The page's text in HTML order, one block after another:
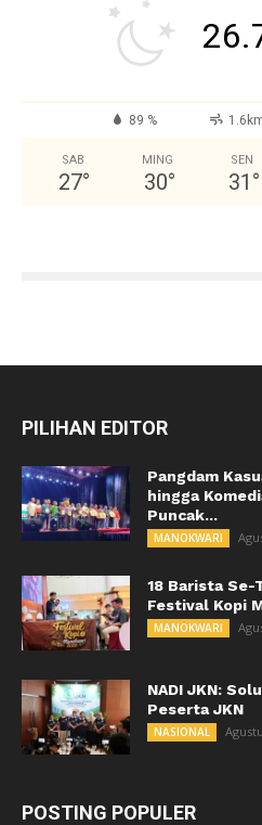
89 %
SAB
27°
MING
30°
SEN
31 °
PILIHAN EDITOR
Pangdam
hingga
Puncak...
MANOKWARI
18 Barista Se-
Festival Kopi
MANOKWARI
NADI JKN:
Peserta JKN
NASIONAL
POSTING POPULER